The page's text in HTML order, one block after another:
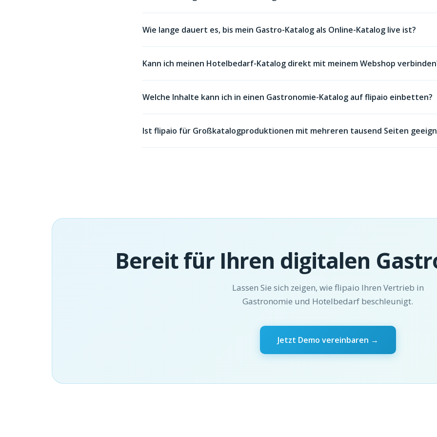
Wie lange dauert es, bis mein Gastro-Katalog als Online-Katalog live ist?
Kann ich meinen Hotelbedarf-Katalog direkt mit meinem Webshop
Welche Inhalte kann ich in einen Gastronomie-Katalog auf flipaio einbetten?
Ist flipaio für Großkatalogproduktionen mit mehreren tausend Seiten
Bereit für Ihren digitalen
Lassen Sie sich zeigen, wie flipaio Ihren Vertrieb in
Gastronomie und Hotelbedarf beschleunigt.
Jetzt Demo vereinbaren →